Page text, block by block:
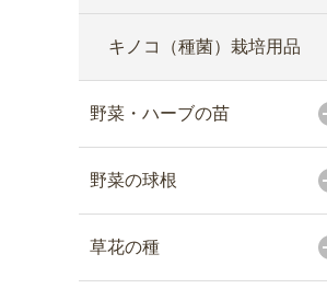
キノコ（種菌）栽培用品
野菜・ハーブの苗
野菜の球根
草花の種